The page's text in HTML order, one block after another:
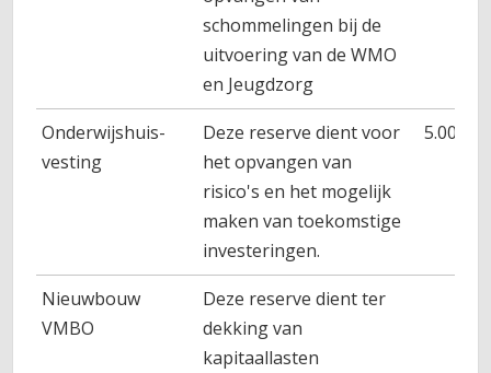
schommelingen bij de
uitvoering van de WMO
en Jeugdzorg
Onderwijshuis-
vesting
Deze reserve dient voor
het opvangen van
risico's en het mogelijk
maken van toekomstige
investeringen.
5.000
Nieuwbouw
VMBO
Deze reserve dient ter
dekking van
kapitaallasten